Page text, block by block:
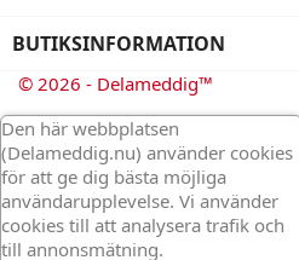
BUTIKSINFORMATION
© 2026 - Delameddig™
Den här webbplatsen
(Delameddig.nu) använder cookies
för att ge dig bästa möjliga
användarupplevelse. Vi använder
cookies till att analysera trafik och
till annonsmätning.